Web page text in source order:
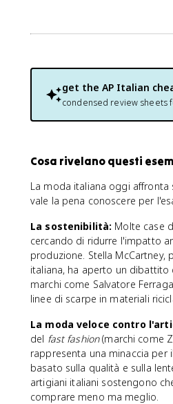
get the AP Italian
condensed review sheets
Cosa rivelano questi
La moda italiana oggi
vale la pena conoscere per
La sostenibilità: Molte case
cercando di ridurre l'impatto
produzione. Stella McCartney,
italiana, ha aperto un dibattito
marchi come Salvatore
linee di scarpe in materiali
La moda veloce contro
del fast fashion(marchi come
rappresenta una minaccia per
basato sulla qualità e sulla
artigiani italiani sostengono
comprare meno ma meglio.